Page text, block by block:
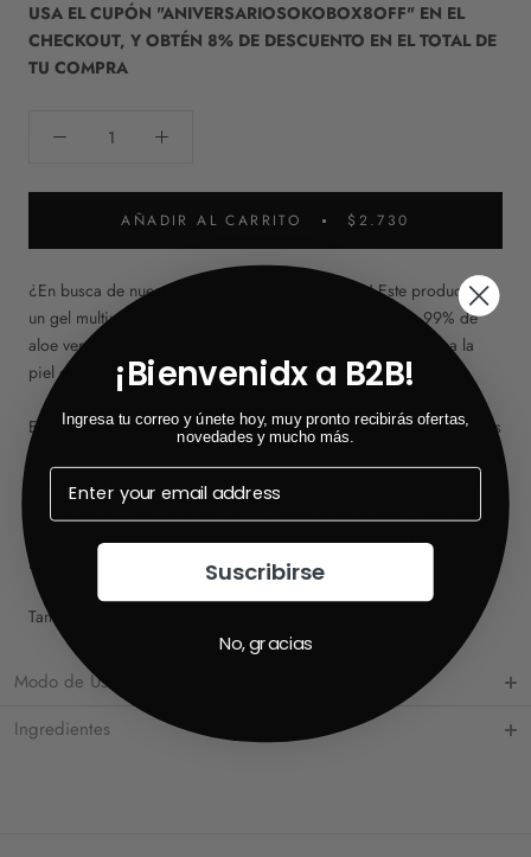
USA EL CUPÓN "ANIVERSARIOSOKOBOX8OFF" EN EL
CHECKOUT, Y OBTÉN 8% DE DESCUENTO EN EL TOTAL DE
TU COMPRA
AÑADIR AL CARRITO $2.730
¿En busca de nuestro best-seller? ¡Aquí lo tienes! Este producto es
un gel multiuso hidratante y calmante, formulado con un 99% de
aloe vera fermentado puro. Suaviza, hidrata, y también calma la
piel después de la exposición al sol, depilación o quemaduras.
Está enriquecido con vitaminas A, B y C, centella asiática, extractos
de pepino y sandía, y por si fuera poco, puede ser utilizado en el
rostro, cuerpo y cabello. Aloe 99% Soothing Gel se ha convertido
en uno de los más vendidos en el mundo entero, y aún no pruebas,
tipo de piel.
Tamaño: 55ml
Modo de Uso
Ingredientes
¡Bienvenidx a B2B!
Ingresa tu correo y únete hoy, muy pronto recibirás ofertas,
novedades y mucho más.
Suscribirse
No, gracias